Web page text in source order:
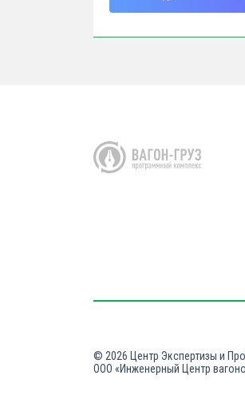
© 2026 Центр Экспертизы и
ООО «Инженерный Центр